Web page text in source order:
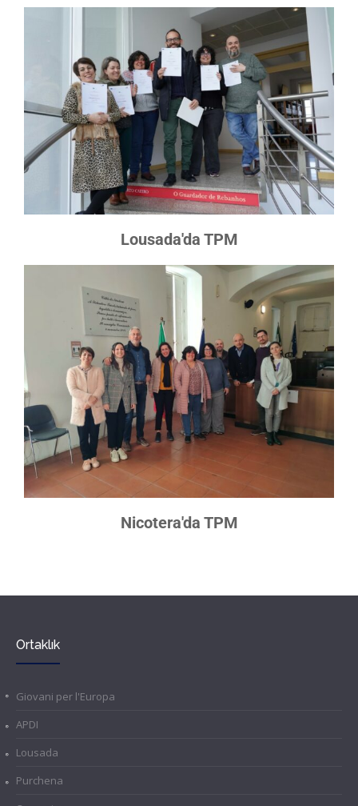
Lousada'da TPM
Nicotera'da TPM
Ortaklık
Giovani per l'Europa
APDI
Lousada
Purchena